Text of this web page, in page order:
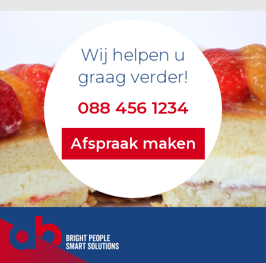
Wij helpen u
graag verder!
088 456 1234
Afspraak maken